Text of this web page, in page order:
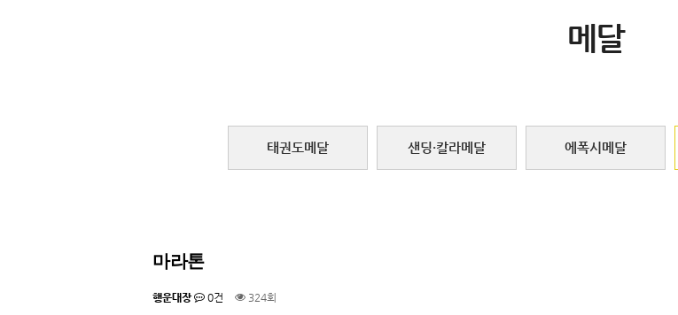
메달
태권도메달 샌딩·칼라메달 에폭시메달
마라톤
행운대장 0건 324회